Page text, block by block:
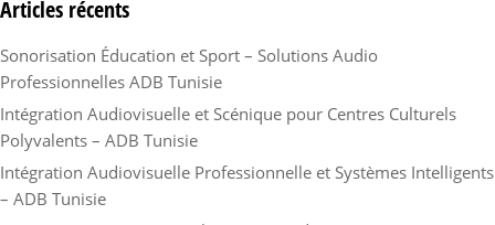
Articles récents
Sonorisation Éducation et Sport – Solutions Audio
Professionnelles ADB Tunisie
Intégration Audiovisuelle et Scénique pour Centres Culturels
Polyvalents – ADB Tunisie
Intégration Audiovisuelle Professionnelle et Systèmes Intelligents
– ADB Tunisie